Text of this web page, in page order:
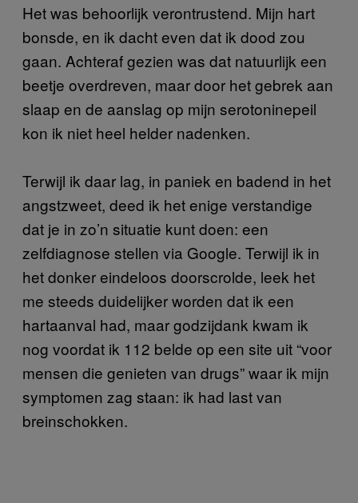
Het was behoorlijk verontrustend. Mijn hart
bonsde, en ik dacht even dat ik dood zou
gaan. Achteraf gezien was dat natuurlijk een
beetje overdreven, maar door het gebrek aan
slaap en de aanslag op mijn serotoninepeil
kon ik niet heel helder nadenken.
Terwijl ik daar lag, in paniek en badend in het
angstzweet, deed ik het enige verstandige
dat je in zo’n situatie kunt doen: een
zelfdiagnose stellen via Google. Terwijl ik in
het donker eindeloos doorscrolde, leek het
me steeds duidelijker worden dat ik een
hartaanval had, maar godzijdank kwam ik
nog voordat ik 112 belde op een site uit “voor
mensen die genieten van drugs” waar ik mijn
symptomen zag staan: ik had last van
breinschokken.